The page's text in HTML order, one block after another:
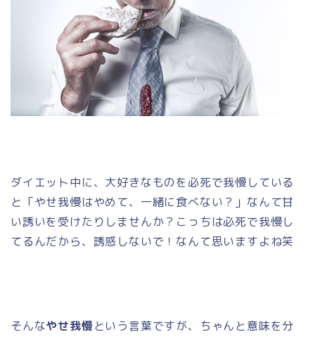
ダイエット中に、大好きなものを必死で我慢している
と「やせ我慢はやめて、一緒に食べない？」なんて甘
い誘いを受けたりしませんか？こっちは必死で我慢し
てるんだから、誘惑しないで！なんて思いますよね笑
そんなやせ我慢という言葉ですが、ちゃんと意味を分